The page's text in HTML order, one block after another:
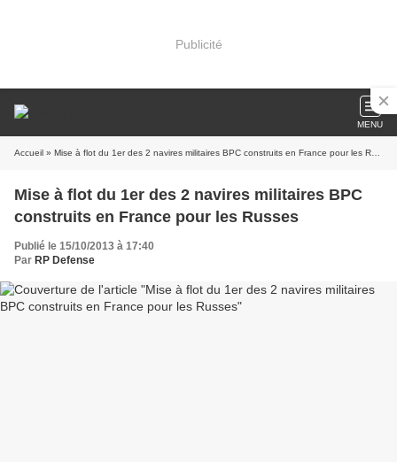
Publicité
MENU
Accueil » Mise à flot du 1er des 2 navires militaires BPC construits en France pour les Russes
Mise à flot du 1er des 2 navires militaires BPC
construits en France pour les Russes
Publié le 15/10/2013 à 17:40
Par RP Defense